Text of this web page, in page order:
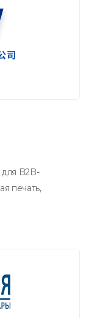
B2B-
печать,